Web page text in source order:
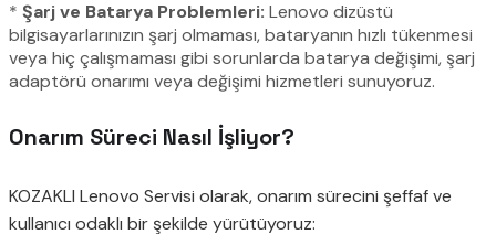
* Şarj ve Batarya Problemleri: Lenovo dizüstü
bilgisayarlarınızın şarj olmaması, bataryanın hızlı tükenmesi
veya hiç çalışmaması gibi sorunlarda batarya değişimi, şarj
adaptörü onarımı veya değişimi hizmetleri sunuyoruz.
Onarım Süreci Nasıl İşliyor?
KOZAKLI Lenovo Servisi olarak, onarım sürecini şeffaf ve
kullanıcı odaklı bir şekilde yürütüyoruz: